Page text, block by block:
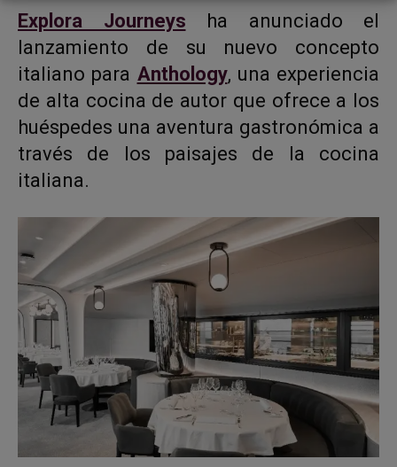
Explora Journeys ha anunciado el
lanzamiento de su nuevo concepto
italiano para Anthology, una experiencia
de alta cocina de autor que ofrece a los
huéspedes una aventura gastronómica a
través de los paisajes de la cocina
italiana.